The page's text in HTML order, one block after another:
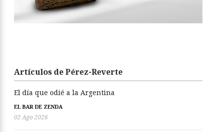
Artículos de Pérez-Reverte
El día que odié a la Argentina
EL BAR DE ZENDA
02 Ago 2026